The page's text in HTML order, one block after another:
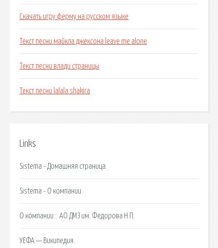
Скачать игру ферму на русском языке
Текст песни майкла джексона leave me alone
Текст песни влади страницы
Текст песни lalala shakira
Links
Sistema - Домашняя страница.
Sistema - О компании.
О компании :: АО ДМЗ им. Федорова Н.П.
УЕФА — Википедия.